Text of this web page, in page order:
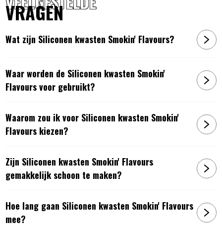
VRAGEN
Wat zijn Siliconen kwasten Smokin' Flavours?
Waar worden de Siliconen kwasten Smokin'
Flavours voor gebruikt?
Waarom zou ik voor Siliconen kwasten Smokin'
Flavours kiezen?
Zijn Siliconen kwasten Smokin' Flavours
gemakkelijk schoon te maken?
Hoe lang gaan Siliconen kwasten Smokin' Flavours
mee?